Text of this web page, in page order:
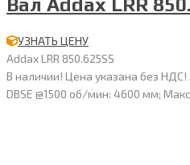
Вал Addax LRR
УЗНАТЬ ЦЕНУ
Addax LRR 850.625SS
В наличии! Цена указана без НДС!
DBSE @1500 об/мин: 4600 мм;